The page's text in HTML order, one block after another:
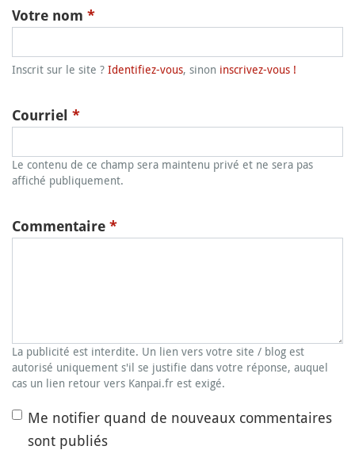
Votre nom *
Inscrit sur le site ? Identifiez-vous, sinon inscrivez-vous !
Courriel *
Le contenu de ce champ sera maintenu privé et ne sera pas
affiché publiquement.
Commentaire *
La publicité est interdite. Un lien vers votre site / blog est
autorisé uniquement s'il se justifie dans votre réponse, auquel
cas un lien retour vers Kanpai.fr est exigé.
Me notifier quand de nouveaux commentaires
sont publiés